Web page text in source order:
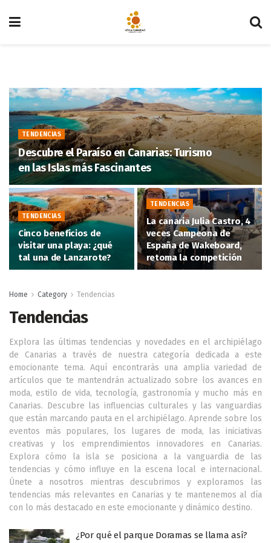
TENDENCIAS
Descubre el Paraíso en Canarias: Turismo
en las Islas más Fascinantes
TENDENCIAS
Cinco beneficios de
visitar una playa: ¿qué
tal una de Lanzarote?
TENDENCIAS
La canaria Julia Castro, 4
veces Campeona de
España de Wakeboard,
retoma la competición
Home Category Tendencias
Tendencias
Explora las últimas tendencias y novedades en el archipiélago
de Canarias a través de nuestra categoría dedicada a este
emocionante tema. Aquí encontrarás una amplia variedad de
artículos que te mantendrán actualizado sobre los avances en
moda, estilo de vida, tecnología, gastronomía y mucho más en
Canarias. Descubre las influencias culturales y las vanguardias
que están marcando pauta en el archipiélago. Aprende sobre los
eventos más populares, los lugares de moda, las iniciativas
creativas y los emprendimientos innovadores en Canarias.
Explora cómo la isla se posiciona a la vanguardia de las
tendencias y cómo influye en la escena local e internacional.
Únete a nosotros mientras descubrimos y exploramos las
tendencias más relevantes en Canarias y te mantenemos al día
con lo más destacado en este emocionante y dinámico destino.
¿Por qué el parque Doramas se llama así?